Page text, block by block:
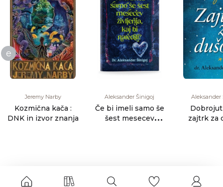
e
Jeremy Narby
Kozmična kača :
DNK in izvor znanja
Aleksander Šinigoj
Če bi imeli samo še
šest mesecev
Aleksander
zajtrk za